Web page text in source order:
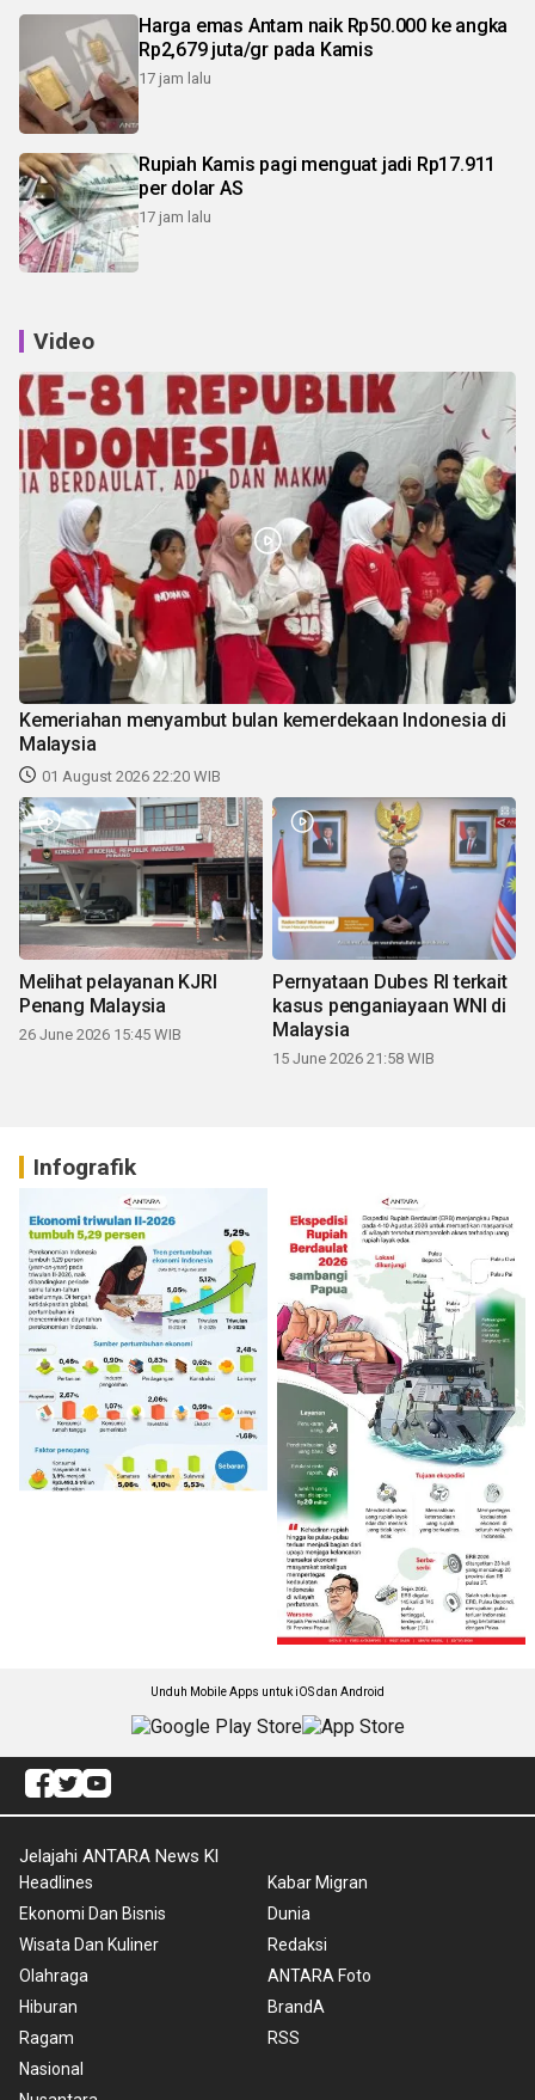
Harga emas Antam naik Rp50.000 ke angka
Rp2,679 juta/gr pada Kamis
17 jam lalu
Rupiah Kamis pagi menguat jadi Rp17.911
per dolar AS
17 jam lalu
Video
Kemeriahan menyambut bulan kemerdekaan Indonesia di
Malaysia
01 August 2026 22:20 WIB
Melihat pelayanan KJRI
Penang Malaysia
26 June 2026 15:45 WIB
Pernyataan Dubes RI terkait
kasus penganiayaan WNI di
Malaysia
15 June 2026 21:58 WIB
Infografik
Unduh Mobile Apps untuk iOS dan Android
Jelajahi ANTARA News Kl
Headlines
Ekonomi Dan Bisnis
Wisata Dan Kuliner
Olahraga
Hiburan
Ragam
Nasional
Kabar Migran
Dunia
Redaksi
ANTARA Foto
BrandA
RSS